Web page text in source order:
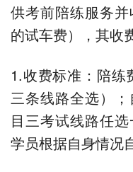
供考前陪练服务
的试车费），其收
1.收费标准：陪
三条线路全选）
目三考试线路任
学员根据自身情况